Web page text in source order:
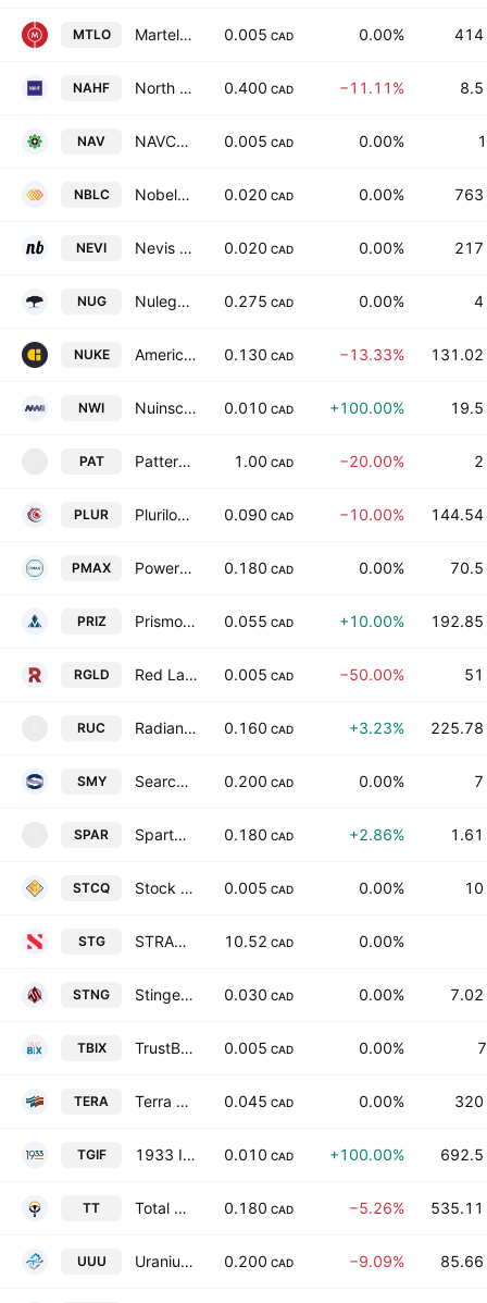
MTLO Martello Technologies Group, Inc. 0.005 CAD 0.00% 414
NAHF North America Home Finance, Inc. 0.400 CAD −11.11% 8.5
NAV NAVCO Pharmaceuticals Inc 0.005 CAD 0.00%
NBLC Nobel Resources Corp 0.020 CAD 0.00% 763
NEVI Nevis Brands Inc. 0.020 CAD 0.00% 217
NUG Nulegacy Gold Corporation 0.275 CAD 0.00% 4
NUKE American Atomics Inc. 0.130 CAD −13.33% 131.02
NWI Nuinsco Resources Limited 0.010 CAD +100.00% 19.5
PAT Patterson Metals Corp. 1.00 CAD −20.00% 2
PLUR Plurilock Security Inc 0.090 CAD −10.00% 144.54
PMAX Powermax Minerals, Inc. 0.180 CAD 0.00% 70.5
PRIZ Prismo Metals Inc. 0.055 CAD +10.00% 192.85
RGLD Red Lake Gold Inc 0.005 CAD −50.00% 51
RUC Radiant Uranium Corp 0.160 CAD +3.23% 225.78
SMY Search Minerals Inc. 0.200 CAD 0.00% 7
SPAR Spartacus Metals Inc 0.180 CAD +2.86% 1.61
STCQ Stock Trend Capital Inc. 0.005 CAD 0.00% 10
STG STRACON Group Holding Inc. 10.52 CAD 0.00%
STNG Stinger Resources Inc 0.030 CAD 0.00% 7.02
TBIX TrustBix, Inc. 0.005 CAD 0.00%
TERA Terra Balcanica Resources Corp. 0.045 CAD 0.00% 320
TGIF 1933 Industries, Inc. 0.010 CAD +100.00% 692.5
TT Total Metals Corp 0.180 CAD −5.26% 535.11
UUU Uranium One Mining Corp. 0.200 CAD −9.09% 85.66